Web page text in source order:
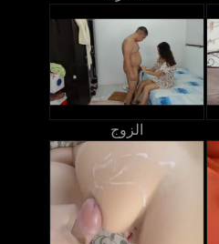
الزوج